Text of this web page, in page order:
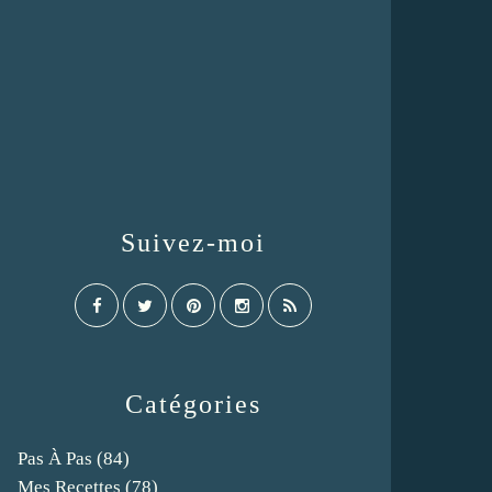
Catégories
Pas À Pas (84)
Mes Recettes (78)
Suivez-moi